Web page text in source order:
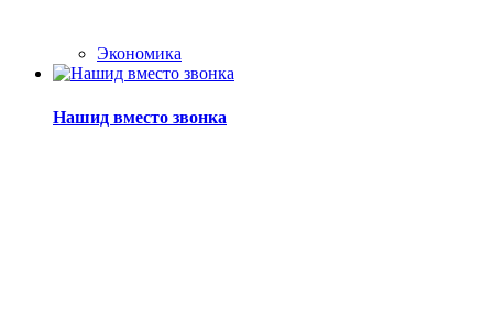
Экономика
Нашид вместо звонка